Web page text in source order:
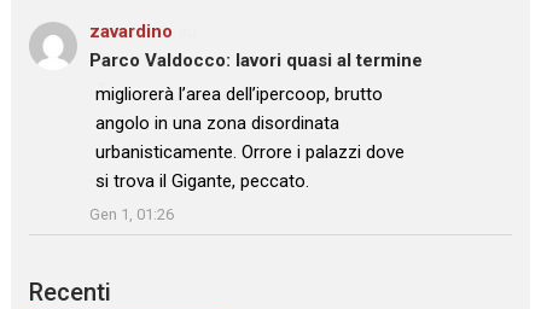
zavardino
Parco Valdocco: lavori quasi al termine
: “
migliorerà l’area dell’ipercoop, brutto
angolo in una zona disordinata
urbanisticamente. Orrore i palazzi dove
si trova il Gigante, peccato.
”
Gen 1, 01:26
Recenti